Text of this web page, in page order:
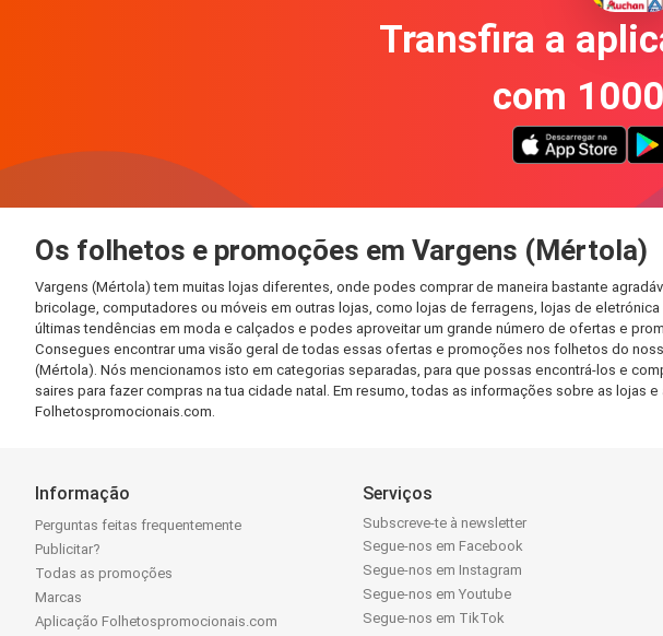
Transfira a
com
Os folhetos e promoções em Vargens (Mértola)
Vargens (Mértola) tem muitas lojas diferentes, onde podes comprar de maneira bastante
bricolage, computadores ou móveis em outras lojas, como lojas de ferragens, lojas de
últimas tendências em moda e calçados e podes aproveitar um grande número de ofertas e
Consegues encontrar uma visão geral de todas essas ofertas e promoções nos folhetos do
(Mértola). Nós mencionamos isto em categorias separadas, para que possas encontrá-los e
saires para fazer compras na tua cidade natal. Em resumo, todas as informações sobre as
Folhetospromocionais.com.
Informação
Perguntas feitas frequentemente
Publicitar?
Todas as promoções
Marcas
Aplicação Folhetospromocionais.com
Serviços
Subscreve-te à newsletter
Segue-nos em Facebook
Segue-nos em Instagram
Segue-nos em Youtube
Segue-nos em TikTok